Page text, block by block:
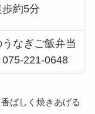
約5分
なぎご飯弁当
221-0648
ばしく焼きあげる